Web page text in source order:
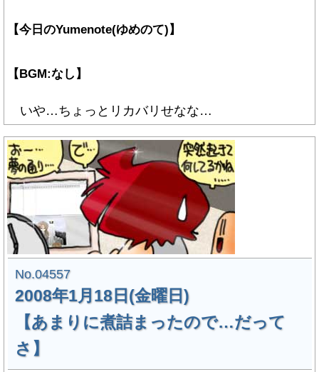
【今日のYumenote(ゆめのて)】
【BGM:なし】
いや…ちょっとリカバリせなな…
No.04557
2008年1月18日(金曜日)
【あまりに煮詰まったので…だって
さ】